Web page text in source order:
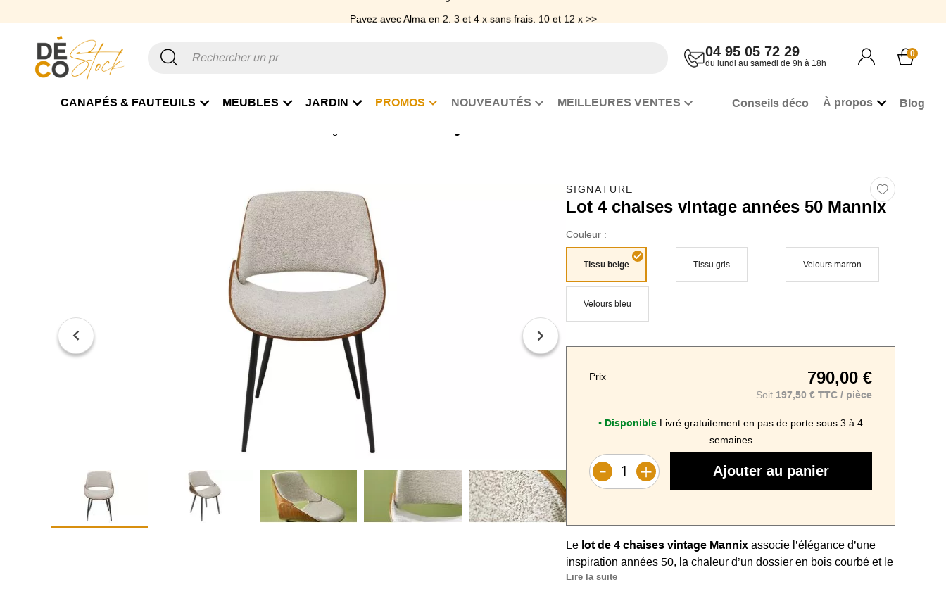
CANAPÉS & FAUTEUILS MEUBLES JARDIN PROMOS NOUVEAUTÉS MEILLEURES VENTES Conseils déco À propos Blog
04 95 05 72 29
du lundi au samedi de 9h à 18h
0
SIGNATURE
Lot 4 chaises vintage années 50 Mannix
Couleur :
Tissu beige Tissu gris Velours marron
Velours bleu
Prix 790,00 €
Soit 197,50 € TTC / pièce
• Disponible Livré gratuitement en pas de porte sous 3 à 4
semaines
Ajouter au panier
Le lot de 4 chaises vintage Mannix associe l’élégance d’une
inspiration années 50, la chaleur d’un dossier en bois courbé et le
confort d’une assise généreusement rembourrée.
Lire la suite